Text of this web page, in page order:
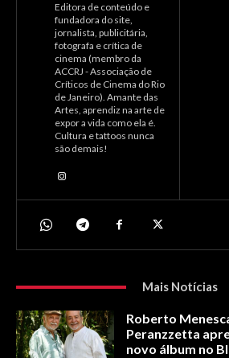
Editora de conteúdo e
fundadora do site,
jornalista, publicitária,
fotografa e crítica de
cinema (membro da
ACCRJ - Associação de
Críticos de Cinema do Rio
de Janeiro). Amante das
Artes, aprendiz na arte de
expor a vida como ela é.
Cultura e tattoos nunca
são demais!
Mais Notícias
Roberto
Peranzzetta
novo álbum no